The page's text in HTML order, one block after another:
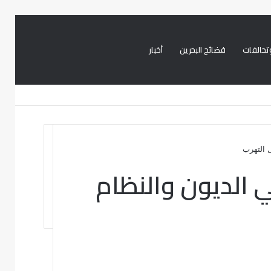
أخبار فضائح البحرين
التهرب
الديون والنظام